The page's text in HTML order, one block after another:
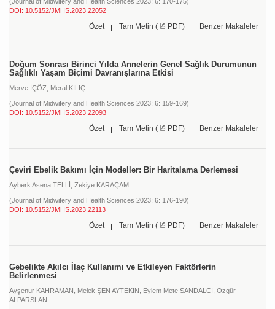
DOI: 10.5152/JMHS.2023.22052
Özet Tam Metin ( PDF) Benzer Makaleler
Doğum Sonrası Birinci Yılda Annelerin Genel Sağlık Durumunun
Sağlıklı Yaşam Biçimi Davranışlarına Etkisi
Merve İÇÖZ, Meral KILIÇ
(Journal of Midwifery and Health Sciences 2023; 6: 159-169)
DOI: 10.5152/JMHS.2023.22093
Özet Tam Metin ( PDF) Benzer Makaleler
Çeviri Ebelik Bakımı İçin Modeller: Bir Haritalama Derlemesi
Ayberk Asena TELLİ, Zekiye KARAÇAM
(Journal of Midwifery and Health Sciences 2023; 6: 176-190)
DOI: 10.5152/JMHS.2023.22113
Özet Tam Metin ( PDF) Benzer Makaleler
Gebelikte Akılcı İlaç Kullanımı ve Etkileyen Faktörlerin
Belirlenmesi
Ayşenur KAHRAMAN, Melek ŞEN AYTEKİN, Eylem Mete SANDALCI, Özgür
ALPARSLAN